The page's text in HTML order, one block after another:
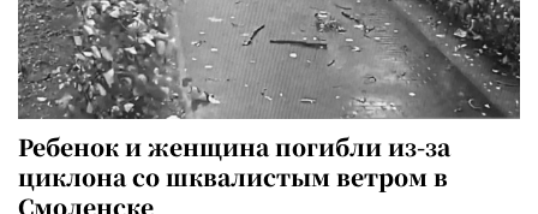
Ребенок и женщина погибли из-за
циклона со шквалистым ветром в
Смоленске